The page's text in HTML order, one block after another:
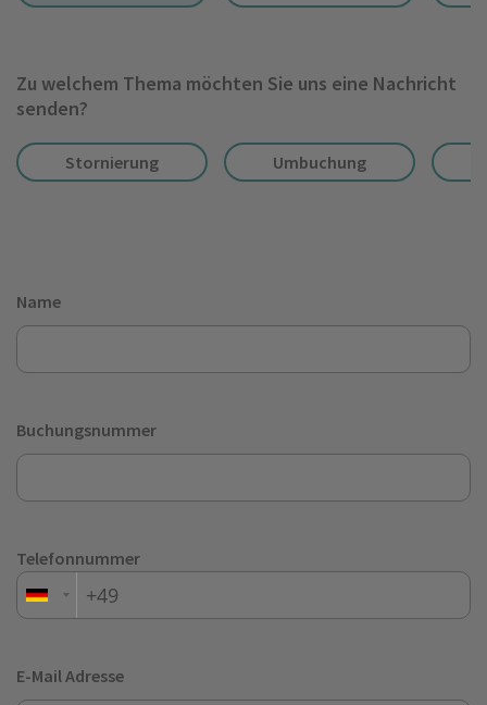
Zu welchem Thema möchten Sie uns eine Nachricht
senden?
Stornierung Umbuchung
Name
Buchungsnummer
Telefonnummer
+49
E-Mail Adresse